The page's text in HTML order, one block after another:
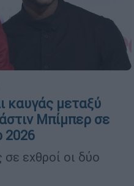
καυγάς μεταξύ
Μπίμπερ σε
2026
εχθροί οι δύο